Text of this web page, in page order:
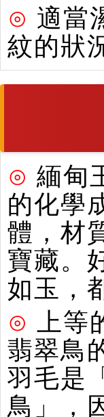
⊙ 適當
紋的狀
⊙ 緬甸
的化學
體，材
寶藏。
如玉，
⊙
上等
翡翠鳥
羽毛是
鳥」，